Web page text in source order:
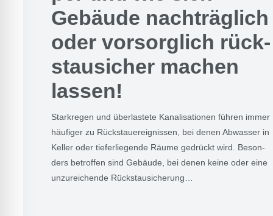
Gebäu­de nach­träg­lich
oder vor­sorg­lich rück­
stau­si­cher machen
las­sen!
Stark­re­gen und über­las­te­te Kana­li­sa­tio­nen füh­ren immer
häu­fi­ger zu Rück­stau­e­reig­nis­sen, bei denen Abwas­ser in
Kel­ler oder tie­fer­lie­gen­de Räu­me gedrückt wird. Beson­
ders betrof­fen sind Gebäu­de, bei denen kei­ne oder eine
unzu­rei­chen­de Rück­stau­si­che­rung…